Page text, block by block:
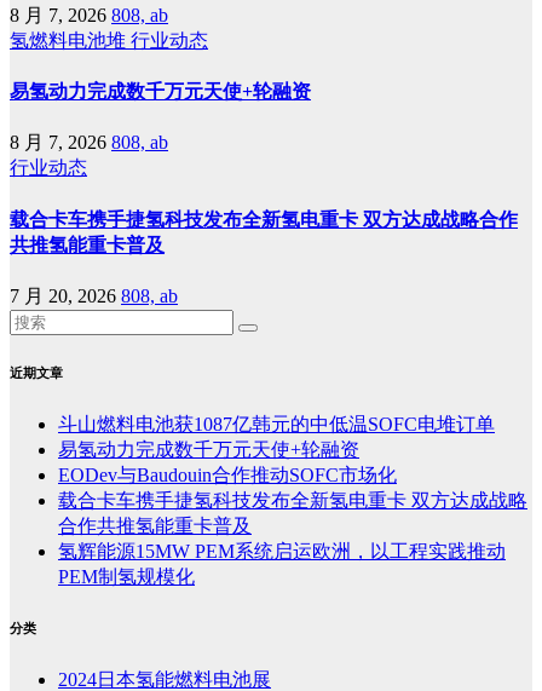
8 月 7, 2026 808, ab
氢燃料电池堆 行业动态
易氢动力完成数千万元天使+轮融资
8 月 7, 2026 808, ab
行业动态
载合卡车携手捷氢科技发布全新氢电重卡 双方达成战略合作
共推氢能重卡普及
7 月 20, 2026 808, ab
近期文章
斗山燃料电池获1087亿韩元的中低温SOFC电堆订单
易氢动力完成数千万元天使+轮融资
EODev与Baudouin合作推动SOFC市场化
载合卡车携手捷氢科技发布全新氢电重卡 双方达成战略
合作共推氢能重卡普及
氢辉能源15MW PEM系统启运欧洲，以工程实践推动
PEM制氢规模化
分类
2024日本氢能燃料电池展